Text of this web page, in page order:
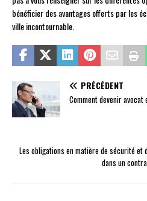
bénéficier des avantages offerts par les
ville incontournable.
PRÉCÉDENT
Comment devenir
Les obligations en matière de sécurité et
dans un